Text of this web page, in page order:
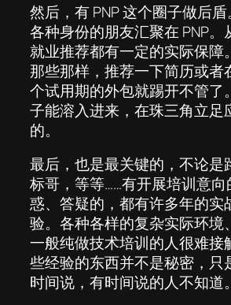
然后，有 PNP 这个圈子做后盾
各种身份的朋友汇聚在 PNP。
就业推荐都有一定的实际保障
那些那样，推荐一下简历或者
个试用期的外包就踢开不管了
子能溶入进来，在珠三角立足
的。
最后，也是最关键的，不论是
标哥，等等……有开展培训意
惑、答疑的，都有许多年的实
验。各种各样的复杂实际环境
一般纯做技术培训的人很难接
些经验的东西并不是秘密，只
时间说，有时间说的人不知道。